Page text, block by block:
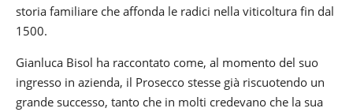
storia familiare che affonda le radici nella viticoltura fin dal
1500.
Gianluca Bisol ha raccontato come, al momento del suo
ingresso in azienda, il Prosecco stesse già riscuotendo un
grande successo, tanto che in molti credevano che la sua